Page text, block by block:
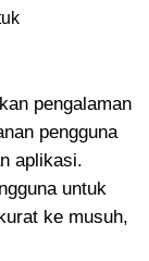
pengalaman
pengguna
aplikasi.
untuk
ke musuh,